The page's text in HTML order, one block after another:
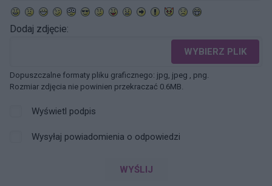
Dodaj zdjęcie:
WYBIERZ PLIK
Dopuszczalne formaty pliku graficznego: jpg, jpeg , png.
Rozmiar zdjęcia nie powinien przekraczać 0.6MB.
Wyświetl podpis
Wysyłaj powiadomienia o odpowiedzi
WYŚLIJ